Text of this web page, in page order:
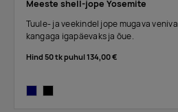
Meeste shell-jope Yosemite
Tuule- ja veekindel jope mugava veniva
kangaga igapäevaks ja õue.
Hind 50 tk puhul134,00 €